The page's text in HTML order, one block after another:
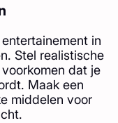
in
Stel realistische
dat je
Maak een
middelen voor